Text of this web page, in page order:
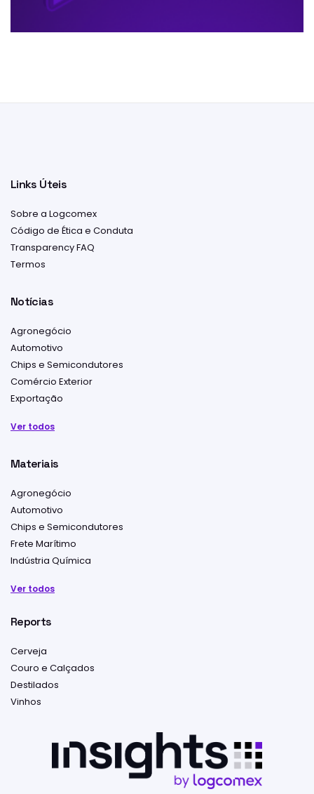
Links Úteis
Sobre a Logcomex
Código de Ética e Conduta
Transparency FAQ
Termos
Notícias
Agronegócio
Automotivo
Chips e Semicondutores
Comércio Exterior
Exportação
Ver todos
Materiais
Agronegócio
Automotivo
Chips e Semicondutores
Frete Marítimo
Indústria Química
Ver todos
Reports
Cerveja
Couro e Calçados
Destilados
Vinhos